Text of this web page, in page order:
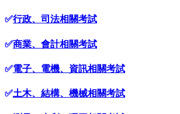
✅行政、司法相關考試
✅商業、會計相關考試
✅電子、電機、資訊相關考試
✅土木、結構、機械相關考試